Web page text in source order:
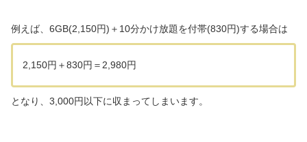
例えば、6GB(2,150円)＋10分かけ放題を付帯(830円)する場合は
2,150円＋830円＝2,980円
となり、3,000円以下に収まってしまいます。